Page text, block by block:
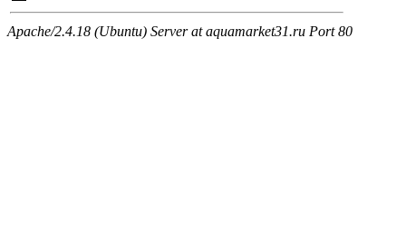
Apache/2.4.18 (Ubuntu) Server at aquamarket31.ru Port 80